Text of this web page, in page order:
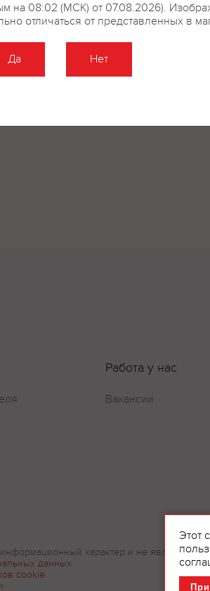
Работа у нас
Вакансии
характер и не являются
данных
cookie
Этот
на 08:02 (МСК) от 07.08.2026).
отличаться от представленных в
Да Нет